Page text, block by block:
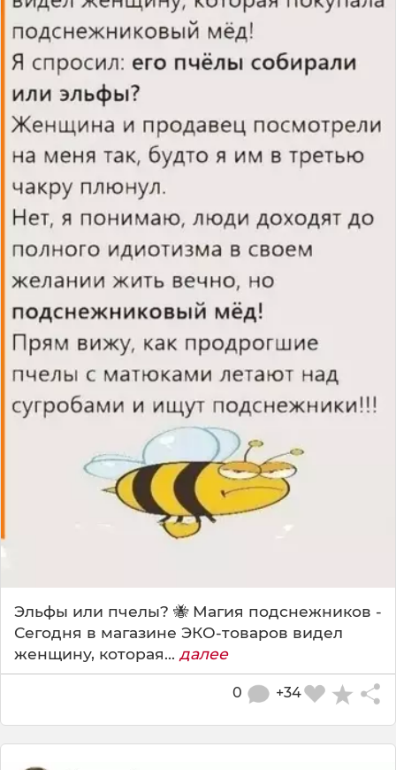
Эльфы или пчелы? 🐝 Магия подснежников -
Сегодня в магазине ЭКО-товаров видел
женщину, которая... далее
+34
0